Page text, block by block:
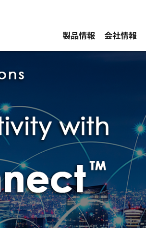
製品情報 会社情報